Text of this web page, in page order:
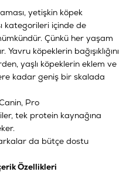
, yetişkin köpek
kategorileri içinde de
Çünkü her yaşam
köpeklerin bağışıklığını
yaşlı köpeklerin eklem ve
kadar geniş bir skalada
, Pro
tek protein kaynağına
da bütçe dostu
Özellikleri